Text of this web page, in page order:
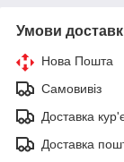
Умови
Нова Пошта
Самовивіз
Доставка
Доставка